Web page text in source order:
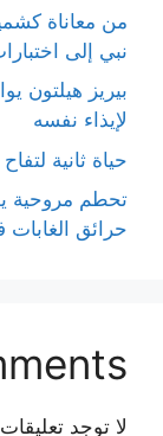
من معاناة
نبي إلى
بيريز هيلتون
لإيذاء نفسه
حياة ثانية
تحطم مروحية
حرائق الغابات
لا توجد